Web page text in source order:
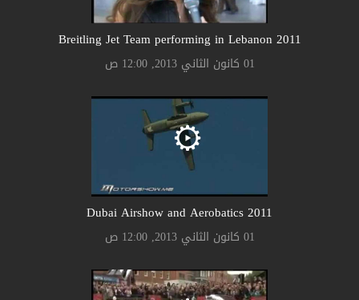
2011 Breitling Jet Team performing in Lebanon
01 كانون الثاني 2013, 12:00 ص
2011 Dubai Airshow and Aerobatics
01 كانون الثاني 2013, 12:00 ص